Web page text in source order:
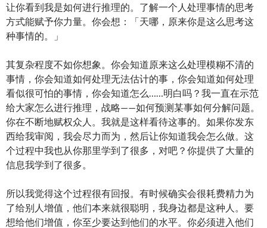
让你看到我是如何进行推理的。了解一个人处理事情的思考
方式能赋予你力量。你会想：「天哪，原来你是这么思考这
种事情的。」
其复杂程度不如你想象。你会知道原来这么处理模糊不清的
事情，你会知道如何处理无法估计的事，你会知道如何处理
看似很可怕的事情，你会知道怎么……明白吗？我一直在示范
给大家怎么进行推理，战略——如何预测某事如何分解问题。
你在不断地赋权众人。我就是这样看待这事的。如果你发东
西给我审阅，我会尽力而为，然后让你知道我会怎么做。这
个过程中我也从你那里学到了很多，对吧？你提供了大量的
信息我学到了很多。
所以我觉得这个过程很有回报。有时候确实会很耗费精力为
了给别人增值，他们本来就很聪明，我身边都是这种人。要
想给他们增值，你至少要达到他们的水平。你必须进入他们